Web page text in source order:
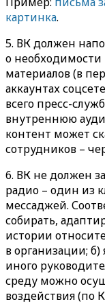
картинка.
5. ВК должен
о
материалов (в
аккаунтах
всего пресс-
внутреннюю
контент может
сотрудников –
6. ВК не должен
радио – один из
мессаджей.
собирать,
истории
в организации;
иного
среду можно
воздействия (по